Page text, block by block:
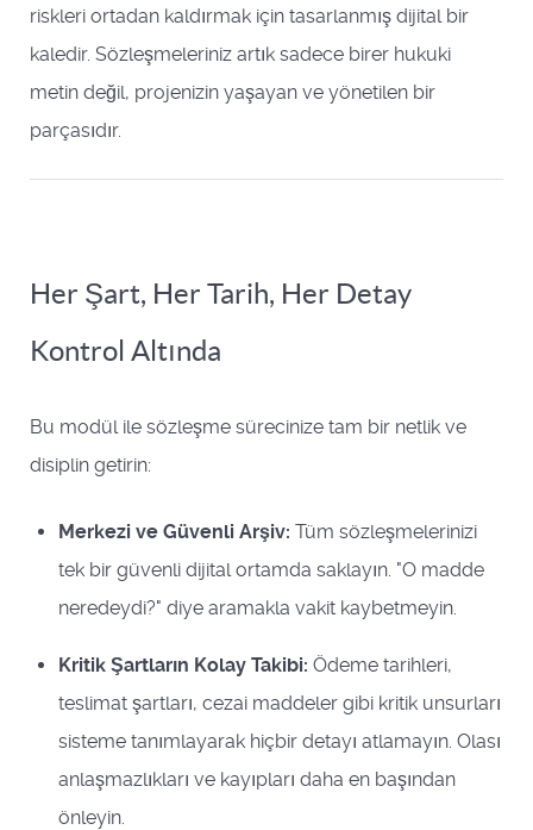
riskleri ortadan kaldırmak için tasarlanmış dijital bir
kaledir. Sözleşmeleriniz artık sadece birer hukuki
metin değil, projenizin yaşayan ve yönetilen bir
parçasıdır.
Her Şart, Her Tarih, Her Detay
Kontrol Altında
Bu modül ile sözleşme sürecinize tam bir netlik ve
disiplin getirin:
Merkezi ve Güvenli Arşiv: Tüm sözleşmelerinizi
tek bir güvenli dijital ortamda saklayın. "O madde
neredeydi?" diye aramakla vakit kaybetmeyin.
Kritik Şartların Kolay Takibi: Ödeme tarihleri,
teslimat şartları, cezai maddeler gibi kritik unsurları
sisteme tanımlayarak hiçbir detayı atlamayın. Olası
anlaşmazlıkları ve kayıpları daha en başından
önleyin.